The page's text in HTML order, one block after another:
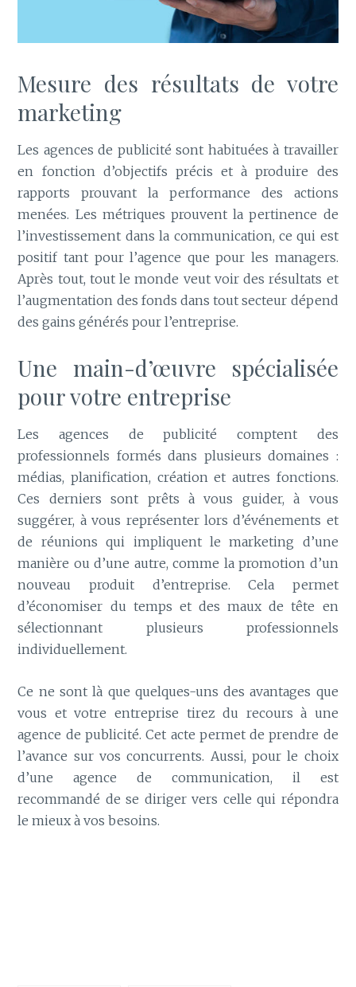
Mesure des résultats de votre
marketing
Les agences de publicité sont habituées à travailler
en fonction d’objectifs précis et à produire des
rapports prouvant la performance des actions
menées. Les métriques prouvent la pertinence de
l’investissement dans la communication, ce qui est
positif tant pour l’agence que pour les managers.
Après tout, tout le monde veut voir des résultats et
l’augmentation des fonds dans tout secteur dépend
des gains générés pour l’entreprise.
Une main-d’œuvre spécialisée
pour votre entreprise
Les agences de publicité comptent des
professionnels formés dans plusieurs domaines :
médias, planification, création et autres fonctions.
Ces derniers sont prêts à vous guider, à vous
suggérer, à vous représenter lors d’événements et
de réunions qui impliquent le marketing d’une
manière ou d’une autre, comme la promotion d’un
nouveau produit d’entreprise. Cela permet
d’économiser du temps et des maux de tête en
sélectionnant plusieurs professionnels
individuellement.
Ce ne sont là que quelques-uns des avantages que
vous et votre entreprise tirez du recours à une
agence de publicité. Cet acte permet de prendre de
l’avance sur vos concurrents. Aussi, pour le choix
d’une agence de communication, il est
recommandé de se diriger vers celle qui répondra
le mieux à vos besoins.